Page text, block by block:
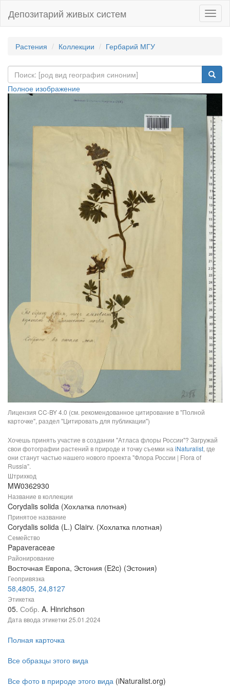
Депозитарий живых систем
Растения Коллекции Гербарий МГУ
Полное изображение
Лицензия CC-BY 4.0 (см. рекомендованное цитирование в "Полной
карточке", раздел "Цитировать для публикации")
Хочешь принять участие в создании "Атласа флоры России"? Загружай
свои фотографии растений в природе и точку съемки на iNaturalist, где
они станут частью нашего нового проекта "Флора России | Flora of
Russia".
Штрихкод
MW0362930
Название в коллекции
Corydalis solida (Хохлатка плотная)
Принятое название
Corydalis solida (L.) Clairv. (Хохлатка плотная)
Семейство
Papaveraceae
Районирование
Восточная Европа, Эстония (E2c) (Эстония)
Геопривязка
58,4805, 24,8127
Этикетка
05. Собр. A. Hinrichson
Дата ввода этикетки 25.01.2024
Полная карточка
Все образцы этого вида
Все фото в природе этого вида (iNaturalist.org)